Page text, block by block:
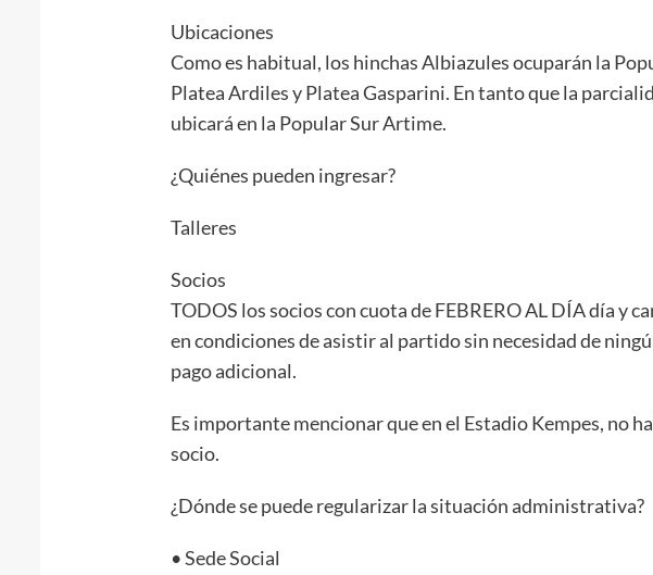
Ubicaciones
Como es habitual, los hinchas Albiazules ocuparán la
Platea Ardiles y Platea Gasparini. En tanto que la
ubicará en la Popular Sur Artime.
¿Quiénes pueden ingresar?
Talleres
Socios
TODOS los socios con cuota de FEBRERO AL DÍA día y
en condiciones de asistir al partido sin necesidad de
pago adicional.
Es importante mencionar que en el Estadio Kempes, no
socio.
¿Dónde se puede regularizar la situación administrativa?
• Sede Social